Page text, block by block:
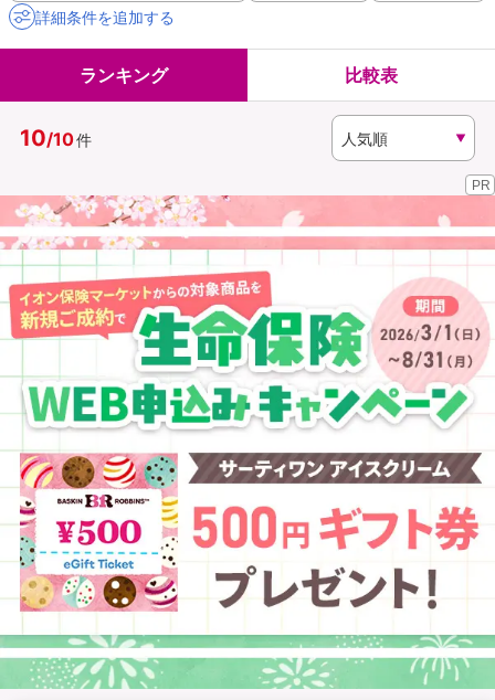
イオングループ従業員さま向け
資料請求
（無料）
訪問相談
イオンカード会員さま専用保険
詳細条件を追加する
ランキング 比較表
10/10件
PR